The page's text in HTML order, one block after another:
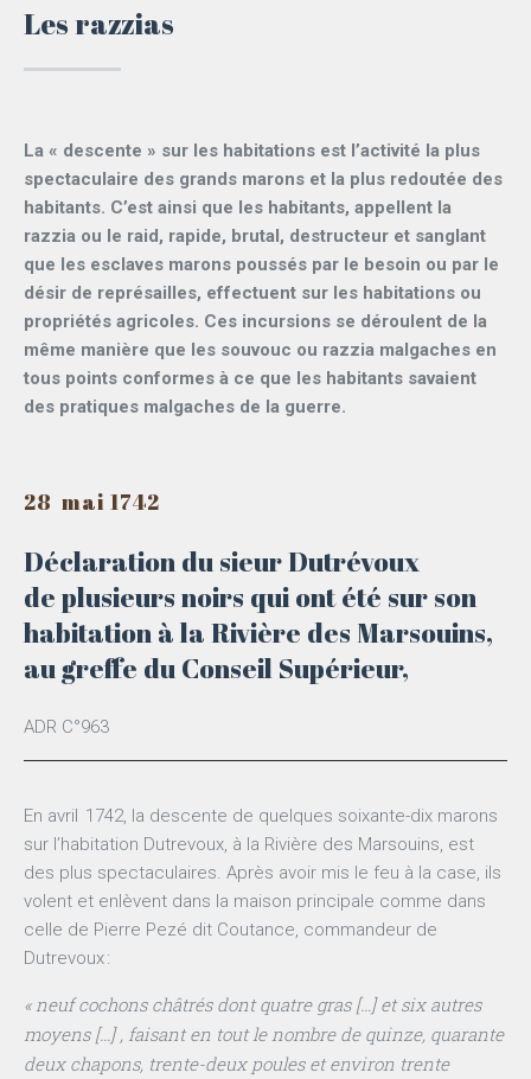
Les razzias
La « descente » sur les habitations est l’activité la plus
spectaculaire des grands marons et la plus redoutée des
habitants. C’est ainsi que les habitants, appellent la
razzia ou le raid, rapide, brutal, destructeur et sanglant
que les esclaves marons poussés par le besoin ou par le
désir de représailles, effectuent sur les habitations ou
propriétés agricoles. Ces incursions se déroulent de la
même manière que les souvouc ou razzia malgaches en
tous points conformes à ce que les habitants savaient
des pratiques malgaches de la guerre.
28 mai 1742
Déclaration du sieur Dutrévoux
de plusieurs noirs qui ont été sur son
habitation à la Rivière des Marsouins,
au greffe du Conseil Supérieur,
ADR C°963
En avril 1742, la descente de quelques soixante-dix marons
sur l’habitation Dutrevoux, à la Rivière des Marsouins, est
des plus spectaculaires. Après avoir mis le feu à la case, ils
volent et enlèvent dans la maison principale comme dans
celle de Pierre Pezé dit Coutance, commandeur de
Dutrevoux :
« neuf cochons châtrés dont quatre gras […] et six autres
moyens […] , faisant en tout le nombre de quinze, quarante
deux chapons, trente-deux poules et environ trente